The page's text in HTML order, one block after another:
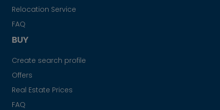
Relocation Service
FAQ
BUY
Create search profile
Offers
Real Estate Prices
FAQ